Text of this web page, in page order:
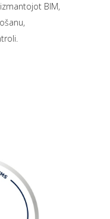
BIM,